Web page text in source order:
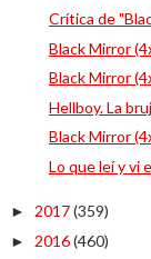
Crítica de
Black Mirror
Black Mirror
Hellboy. La
Black Mirror
Lo que leí y vi
► 2017(359)
► 2016(460)